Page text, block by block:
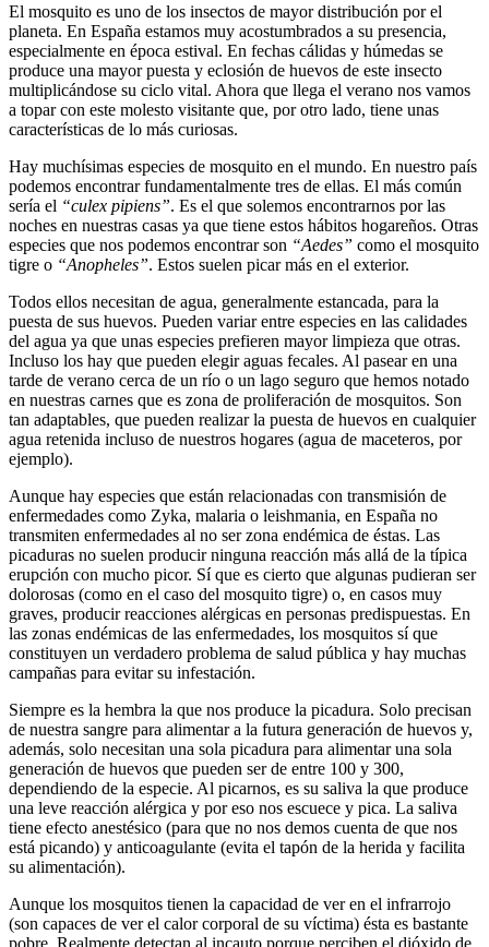
El mosquito es uno de los insectos de mayor distribución por el
planeta. En España estamos muy acostumbrados a su presencia,
especialmente en época estival. En fechas cálidas y húmedas se
produce una mayor puesta y eclosión de huevos de este insecto
multiplicándose su ciclo vital. Ahora que llega el verano nos vamos
a topar con este molesto visitante que, por otro lado, tiene unas
características de lo más curiosas.
Hay muchísimas especies de mosquito en el mundo. En nuestro país
podemos encontrar fundamentalmente tres de ellas. El más común
sería el “culex pipiens”. Es el que solemos encontrarnos por las
noches en nuestras casas ya que tiene estos hábitos hogareños. Otras
especies que nos podemos encontrar son “Aedes” como el mosquito
tigre o “Anopheles”. Estos suelen picar más en el exterior.
Todos ellos necesitan de agua, generalmente estancada, para la
puesta de sus huevos. Pueden variar entre especies en las calidades
del agua ya que unas especies prefieren mayor limpieza que otras.
Incluso los hay que pueden elegir aguas fecales. Al pasear en una
tarde de verano cerca de un río o un lago seguro que hemos notado
en nuestras carnes que es zona de proliferación de mosquitos. Son
tan adaptables, que pueden realizar la puesta de huevos en cualquier
agua retenida incluso de nuestros hogares (agua de maceteros, por
ejemplo).
Aunque hay especies que están relacionadas con transmisión de
enfermedades como Zyka, malaria o leishmania, en España no
transmiten enfermedades al no ser zona endémica de éstas. Las
picaduras no suelen producir ninguna reacción más allá de la típica
erupción con mucho picor. Sí que es cierto que algunas pudieran ser
dolorosas (como en el caso del mosquito tigre) o, en casos muy
graves, producir reacciones alérgicas en personas predispuestas. En
las zonas endémicas de las enfermedades, los mosquitos sí que
constituyen un verdadero problema de salud pública y hay muchas
campañas para evitar su infestación.
Siempre es la hembra la que nos produce la picadura. Solo precisan
de nuestra sangre para alimentar a la futura generación de huevos y,
además, solo necesitan una sola picadura para alimentar una sola
generación de huevos que pueden ser de entre 100 y 300,
dependiendo de la especie. Al picarnos, es su saliva la que produce
una leve reacción alérgica y por eso nos escuece y pica. La saliva
tiene efecto anestésico (para que no nos demos cuenta de que nos
está picando) y anticoagulante (evita el tapón de la herida y facilita
su alimentación).
Aunque los mosquitos tienen la capacidad de ver en el infrarrojo
(son capaces de ver el calor corporal de su víctima) ésta es bastante
pobre. Realmente detectan al incauto porque perciben el dióxido de